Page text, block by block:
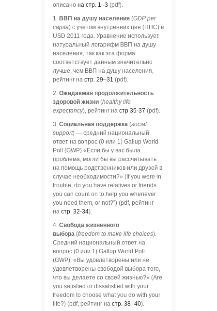
описано на стр. 1–3 (pdf).
1. ВВП на душу населения (GDP per
capita) с учетом внутренних цен (ППС) в
USD 2011 года. Уравнение использует
натуральный логарифм ВВП на душу
населения, так как эта форма
соответствует данным значительно
лучше, чем ВВП на душу населения,
рейтинг на стр. 29–31 (pdf).
2. Ожидаемая продолжительность
здоровой жизни (healthy life
expectancy), рейтинг на стр 35-37 (pdf).
3. Социальная поддержка (social
support) — средний национальный
ответ на вопрос (0 или 1) Gallup World
Poll (GWP) «Если бы у вас была
проблема, могли бы вы рассчитывать
на помощь родственников или друзей в
случае необходимости?» (If you were in
trouble, do you have relatives or friends
you can count on to help you whenever
you need them, or not?”) (pdf, рейтинг
на стр. 32-34).
4. Свобода жизненного
выбора (freedom to make life choices).
Средний национальный ответ на
вопрос (0 или 1) Gallup World Poll
(GWP): «Вы удовлетворены или не
удовлетворены свободой выбора того,
что вы делаете со своей жизнью?» (Are
you satisfied or dissatisfied with your
freedom to choose what you do with your
life?) (pdf, рейтинг на стр. 38–40).